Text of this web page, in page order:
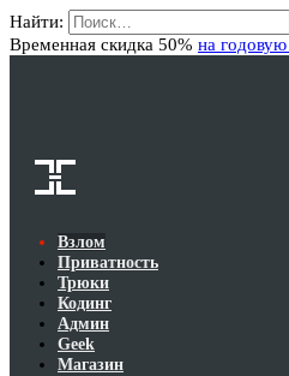
Найти:
Временная скидка 50% на
Взлом
Приватность
Трюки
Кодинг
Админ
Geek
Магазин